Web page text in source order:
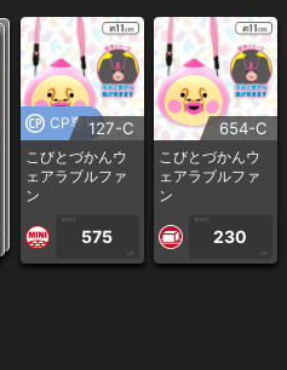
CP専用127-C
こびとづかんウ
ェアラブルファ
ン
1PLAY
575
CP
654-C
こびとづかんウ
ェアラブルファ
ン
1PLAY
230
CP